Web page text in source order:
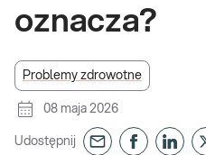
oznacza?
Problemy zdrowotne
08 maja 2026
Udostępnij